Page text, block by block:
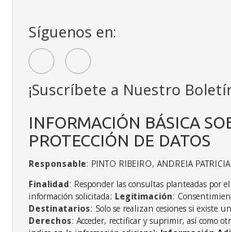
Síguenos en:
¡Suscríbete a Nuestro
INFORMACIÓN BÁSICA
PROTECCIÓN DE DATOS
Responsable: PINTO RIBEIRO, ANDREIA PATRICIA
Finalidad: Responder las consultas planteadas por
información solicitada; Legitimación:
Destinatarios: Solo se realizan cesiones si existe
Derechos: Acceder, rectificar y suprimir, así como